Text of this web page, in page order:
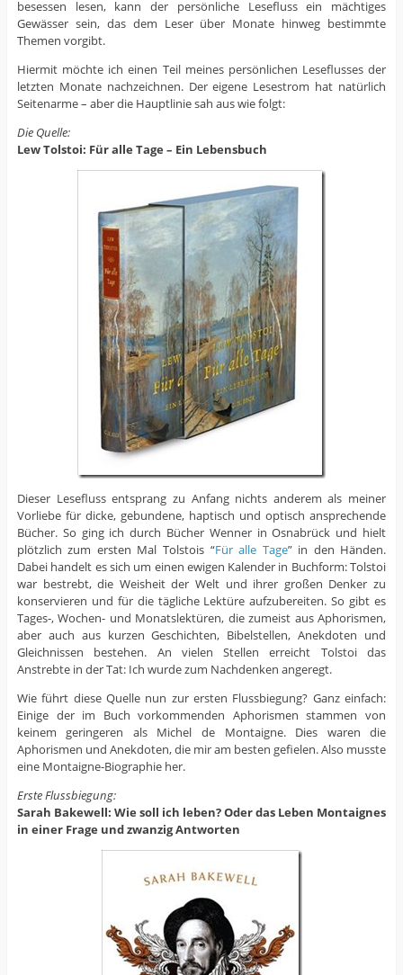
besessen lesen, kann der persönliche Lesefluss ein mächtiges
Gewässer sein, das dem Leser über Monate hinweg bestimmte
Themen vorgibt.
Hiermit möchte ich einen Teil meines persönlichen Leseflusses der
letzten Monate nachzeichnen. Der eigene Lesestrom hat natürlich
Seitenarme – aber die Hauptlinie sah aus wie folgt:
Die Quelle:
Lew Tolstoi: Für alle Tage – Ein Lebensbuch
Dieser Lesefluss entsprang zu Anfang nichts anderem als meiner
Vorliebe für dicke, gebundene, haptisch und optisch ansprechende
Bücher. So ging ich durch Bücher Wenner in Osnabrück und hielt
plötzlich zum ersten Mal Tolstois “Für alle Tage” in den Händen.
Dabei handelt es sich um einen ewigen Kalender in Buchform: Tolstoi
war bestrebt, die Weisheit der Welt und ihrer großen Denker zu
konservieren und für die tägliche Lektüre aufzubereiten. So gibt es
Tages-, Wochen- und Monatslektüren, die zumeist aus Aphorismen,
aber auch aus kurzen Geschichten, Bibelstellen, Anekdoten und
Gleichnissen bestehen. An vielen Stellen erreicht Tolstoi das
Anstrebte in der Tat: Ich wurde zum Nachdenken angeregt.
Wie führt diese Quelle nun zur ersten Flussbiegung? Ganz einfach:
Einige der im Buch vorkommenden Aphorismen stammen von
keinem geringeren als Michel de Montaigne. Dies waren die
Aphorismen und Anekdoten, die mir am besten gefielen. Also musste
eine Montaigne-Biographie her.
Erste Flussbiegung:
Sarah Bakewell: Wie soll ich leben? Oder das Leben Montaignes
in einer Frage und zwanzig Antworten